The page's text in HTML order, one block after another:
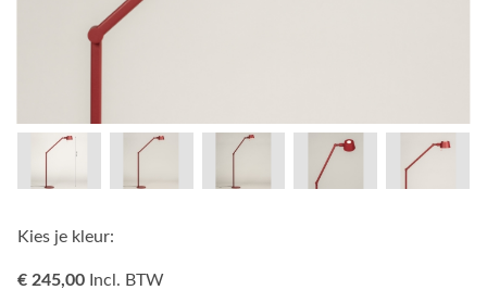
Kies je kleur:
€ 245,00 Incl. BTW